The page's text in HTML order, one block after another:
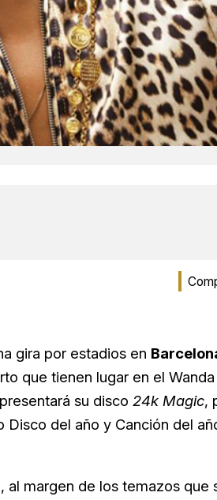
gira por estadios en
que tienen lugar en el Wanda
su disco 24k Magic,
del año y Canción del
al margen de los temazos que